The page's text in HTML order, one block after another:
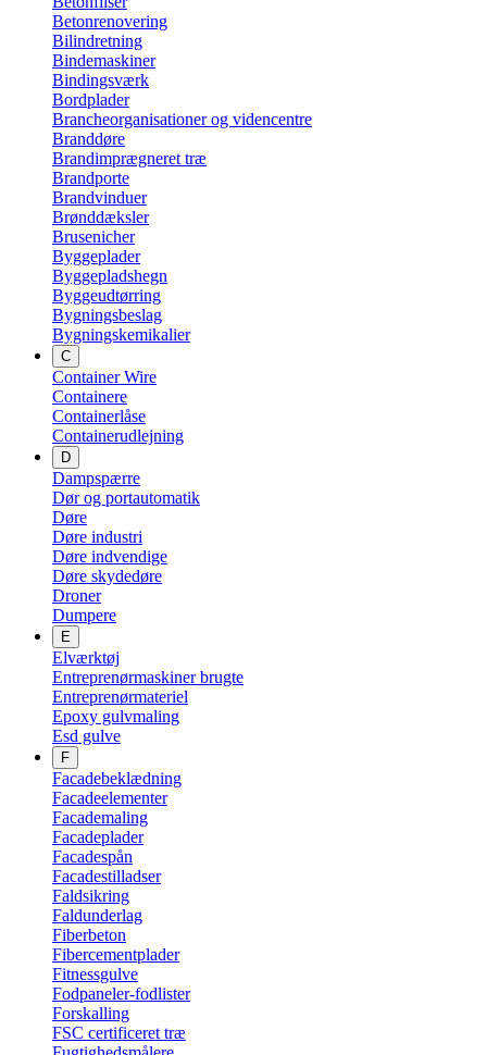
Betonrenovering
Bilindretning
Bindemaskiner
Bindingsværk
Bordplader
Brancheorganisationer og videncentre
Branddøre
Brandimprægneret træ
Brandporte
Brandvinduer
Brønddæksler
Brusenicher
Byggeplader
Byggepladshegn
Byggeudtørring
Bygningsbeslag
Bygningskemikalier
C
Container Wire
Containere
Containerlåse
Containerudlejning
D
Dampspærre
Dør og portautomatik
Døre
Døre industri
Døre indvendige
Døre skydedøre
Droner
Dumpere
E
Elværktøj
Entreprenørmaskiner brugte
Entreprenørmateriel
Epoxy gulvmaling
Esd gulve
F
Facadebeklædning
Facadeelementer
Facademaling
Facadeplader
Facadespån
Facadestilladser
Faldsikring
Faldunderlag
Fiberbeton
Fibercementplader
Fitnessgulve
Fodpaneler-fodlister
Forskalling
FSC certificeret træ